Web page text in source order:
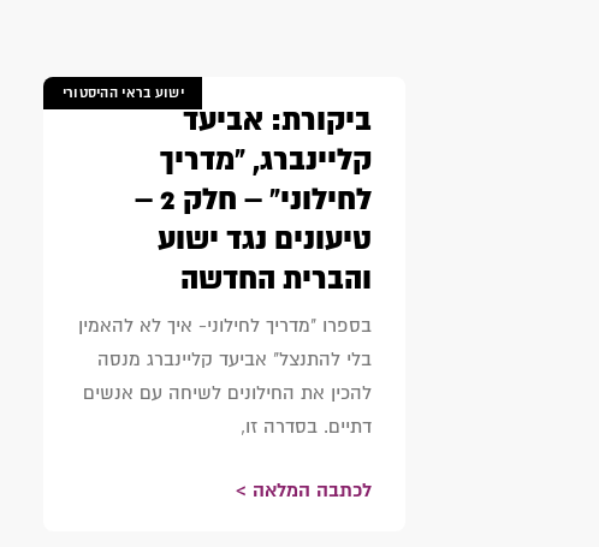
ישוע בראי ההיסטורי
ביקורת: אביעד
קליינברג, "מדריך
לחילוני" – חלק 2 –
טיעונים נגד ישוע
והברית החדשה
בספרו "מדריך לחילוני- איך לא להאמין
בלי להתנצל" אביעד קליינברג מנסה
להכין את החילונים לשיחה עם אנשים
דתיים. בסדרה זו,
לכתבה המלאה >